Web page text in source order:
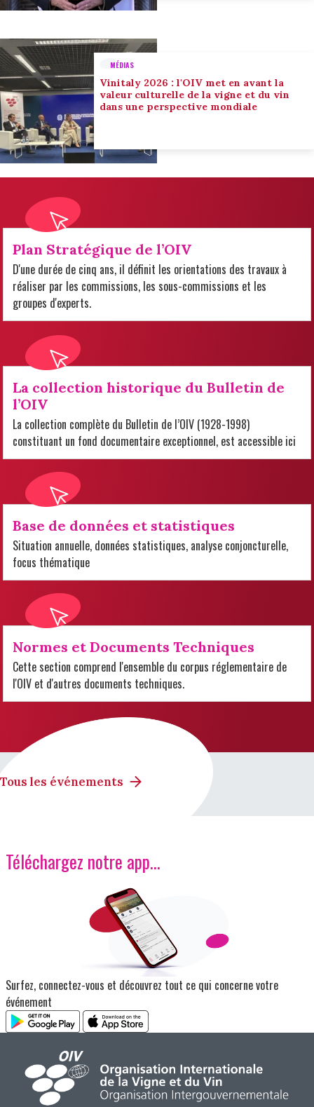
MÉDIAS
Vinitaly 2026 : l'OIV met en avant la
valeur culturelle de la vigne et du vin
dans une perspective mondiale
Plan Stratégique de l’OIV
D'une durée de cinq ans, il définit les orientations des travaux à
réaliser par les commissions, les sous-commissions et les
groupes d'experts.
La collection historique du Bulletin de
l’OIV
La collection complète du Bulletin de l’OIV (1928-1998)
constituant un fond documentaire exceptionnel, est accessible ici
Base de données et statistiques
Situation annuelle, données statistiques, analyse conjoncturelle,
focus thématique
Normes et Documents Techniques
Cette section comprend l'ensemble du corpus réglementaire de
l'OIV et d'autres documents techniques.
Tous les événements
Téléchargez notre app…
Surfez, connectez-vous et découvrez tout ce qui concerne votre
événement